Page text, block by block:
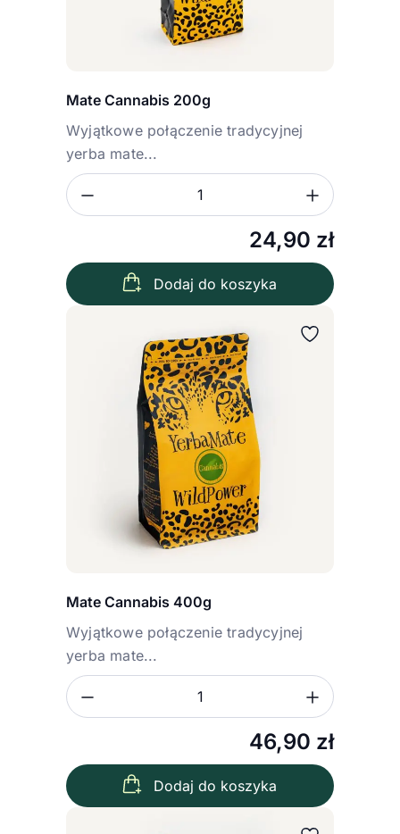
Mate Cannabis 200g
Wyjątkowe połączenie tradycyjnej
yerba mate...
24,90 zł
Zmniejsz ilość
Dodaj do koszyka
Mate Cannabis 400g
Wyjątkowe połączenie tradycyjnej
yerba mate...
46,90 zł
Zmniejsz ilość
Dodaj do koszyka